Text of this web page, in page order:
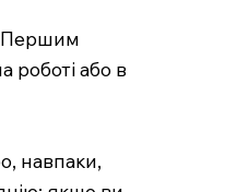
Першим
роботі або в
навпаки,